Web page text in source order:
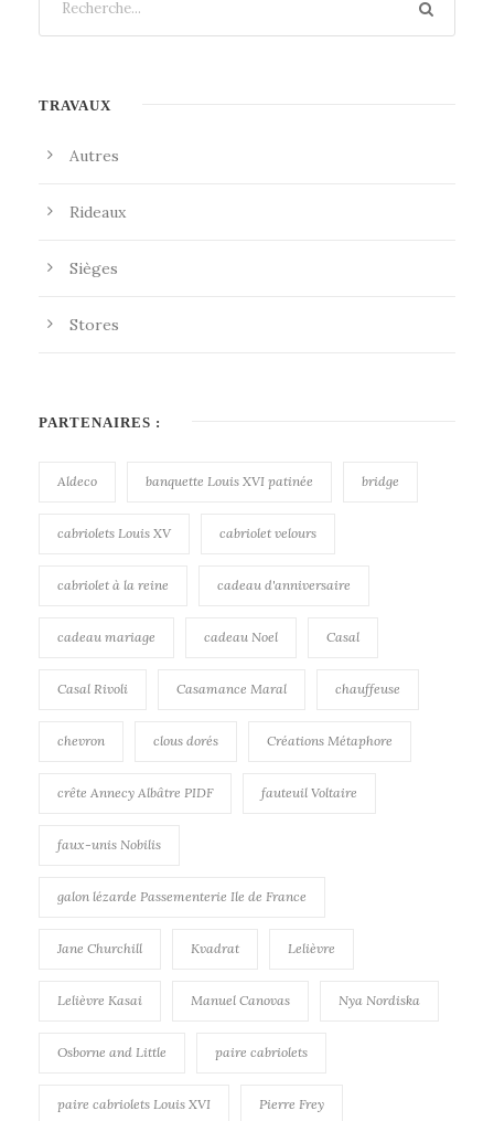
TRAVAUX
Autres
Rideaux
Sièges
Stores
PARTENAIRES :
Aldeco banquette Louis XVI patinée bridge
cabriolets Louis XV cabriolet velours
cabriolet à la reine cadeau d'anniversaire
cadeau mariage cadeau Noel Casal
Casal Rivoli Casamance Maral chauffeuse
chevron clous dorés Créations Métaphore
crête Annecy Albâtre PIDF fauteuil Voltaire
faux-unis Nobilis
galon lézarde Passementerie Ile de France
Jane Churchill Kvadrat Lelièvre
Lelièvre Kasai Manuel Canovas Nya Nordiska
Osborne and Little paire cabriolets
paire cabriolets Louis XVI Pierre Frey